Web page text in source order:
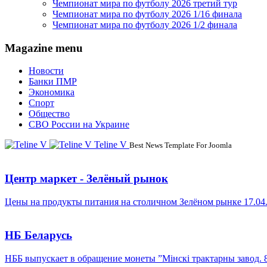
Чемпионат мира по футболу 2026 третий тур
Чемпионат мира по футболу 2026 1/16 финала
Чемпионат мира по футболу 2026 1/2 финала
Magazine menu
Новости
Банки ПМР
Экономика
Спорт
Общество
СВО России на Украине
Teline V Best News Template For Joomla
Центр маркет - Зелёный рынок
Цены на продукты питания на столичном Зелёном рынке
НБ Беларусь
НББ выпускает в обращение монеты ”Мінскі трактарны завод.